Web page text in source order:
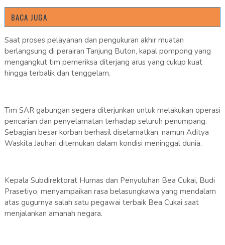
BACA JUGA
Saat proses pelayanan dan pengukuran akhir muatan
berlangsung di perairan Tanjung Buton, kapal pompong yang
mengangkut tim pemeriksa diterjang arus yang cukup kuat
hingga terbalik dan tenggelam.
Tim SAR gabungan segera diterjunkan untuk melakukan operasi
pencarian dan penyelamatan terhadap seluruh penumpang.
Sebagian besar korban berhasil diselamatkan, namun Aditya
Waskita Jauhari ditemukan dalam kondisi meninggal dunia.
Kepala Subdirektorat Humas dan Penyuluhan Bea Cukai, Budi
Prasetiyo, menyampaikan rasa belasungkawa yang mendalam
atas gugurnya salah satu pegawai terbaik Bea Cukai saat
menjalankan amanah negara.